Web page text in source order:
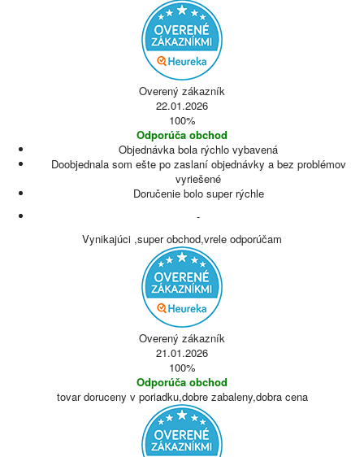
Overený zákazník
22.01.2026
100%
Odporúča obchod
Objednávka bola rýchlo vybavená
Doobjednala som ešte po zaslaní objednávky a bez problémov
vyriešené
Doručenie bolo super rýchle
-
Vynikajúci ,super obchod,vrele odporúčam
Overený zákazník
21.01.2026
100%
Odporúča obchod
tovar doruceny v poriadku,dobre zabaleny,dobra cena